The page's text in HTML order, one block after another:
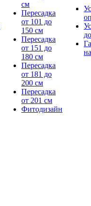
см
Пересадка
от 101 до
150 см
Пересадка
от 151 до
180 см
Пересадка
от 181 до
200 см
Пересадка
от 201 см
Фитодизайн